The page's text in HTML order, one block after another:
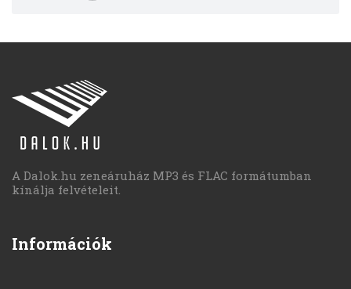
A Dalok.hu zeneáruház MP3 és FLAC formátumban
kínálja felvételeit.
Információk